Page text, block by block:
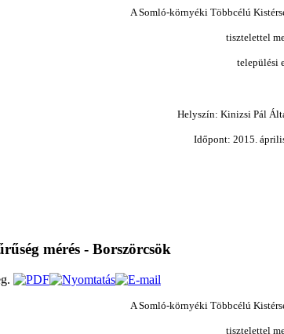
A Somló-környéki Többcélú
tisztelettel
települési
Helyszín: Kinizsi Pál
Időpont: 2015.
mérés - Borszörcsök
A Somló-környéki Többcélú
tisztelettel